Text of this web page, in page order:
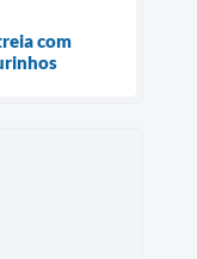
com